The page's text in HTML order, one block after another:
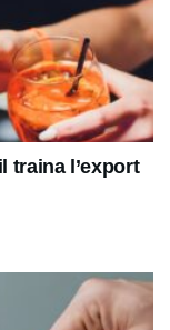
traina l’export